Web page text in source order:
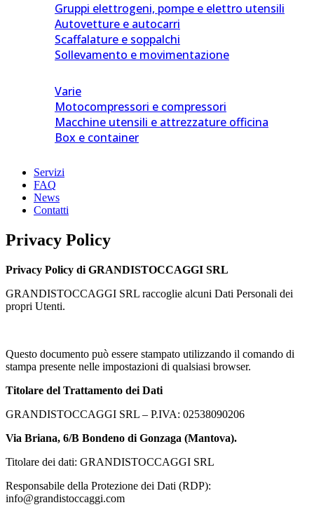
Gruppi elettrogeni, pompe e elettro utensili
Autovetture e autocarri
Scaffalature e soppalchi
Sollevamento e movimentazione
Varie
Motocompressori e compressori
Macchine utensili e attrezzature officina
Box e container
Servizi
FAQ
News
Contatti
Privacy Policy
Privacy Policy di GRANDISTOCCAGGI SRL
GRANDISTOCCAGGI SRL raccoglie alcuni Dati Personali dei
propri Utenti.
Questo documento può essere stampato utilizzando il comando di
stampa presente nelle impostazioni di qualsiasi browser.
Titolare del Trattamento dei Dati
GRANDISTOCCAGGI SRL – P.IVA: 02538090206
Via Briana, 6/B Bondeno di Gonzaga (Mantova).
Titolare dei dati: GRANDISTOCCAGGI SRL
Responsabile della Protezione dei Dati (RDP):
info@grandistoccaggi.com